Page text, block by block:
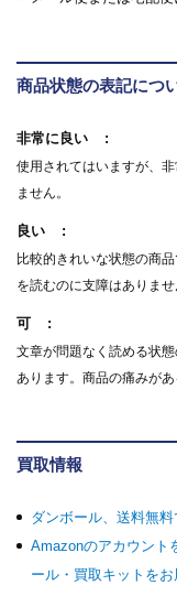
商品状態の表記につ
非常に良い
使用されてはいますが、
ません。
良い
比較的きれいな状態の商
を読むのに支障はありませ
可
文章が問題なく読める状
あります。商品の痛みがあ
買取情報
ダンボール、送料無
Amazonのアカウント
ール・買取キットをお